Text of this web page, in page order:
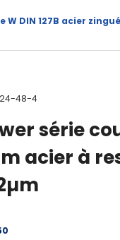
DIN 127B acier
48-4
série
acier à